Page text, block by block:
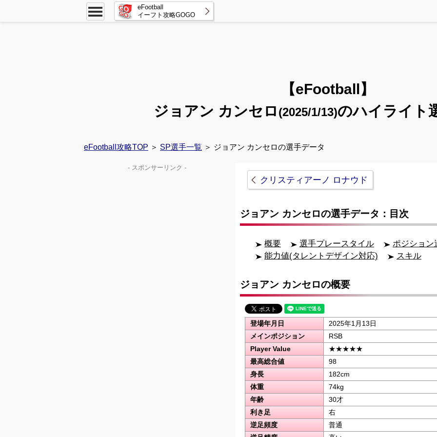
eFootball
イーフト攻略GOGO
【eFootball】
ジョアン カンセロ (2025/1/13)のハイライト
eFootball攻略TOP ＞ SP選手一覧 ＞ ジョアン カンセロの選手データ
クリスティアーノ ロナウド
ジョアン カンセロの選手データ：目次
概要 選手プレースタイル
ポジション
能力値(タレントデザイン対応)
スキル
ジョアン カンセロの概要
登場年月日
2025年1月13日
メインポジション
RSB
Player Value
★★★★★
最高総合値
98
身長
182cm
体重
74kg
年齢
30才
利き足
右
逆足頻度
普通
- スポンサーリンク -